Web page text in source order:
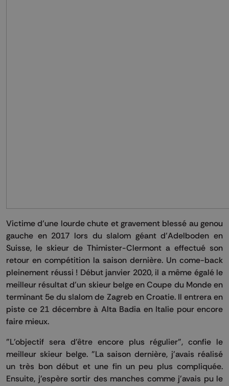
Victime d’une lourde chute et gravement blessé au genou
gauche en 2017 lors du slalom géant d’Adelboden en
Suisse, le skieur de Thimister-Clermont a effectué son
retour en compétition la saison dernière. Un come-back
pleinement réussi ! Début janvier 2020, il a même égalé le
meilleur résultat d'un skieur belge en Coupe du Monde en
terminant 5e du slalom de Zagreb en Croatie. Il entrera en
piste ce 21 décembre à Alta Badia en Italie pour encore
faire mieux.
"L'objectif sera d'être encore plus régulier", confie le
meilleur skieur belge. "La saison dernière, j'avais réalisé
un très bon début et une fin un peu plus compliquée.
Ensuite, j'espère sortir des manches comme j'avais pu le